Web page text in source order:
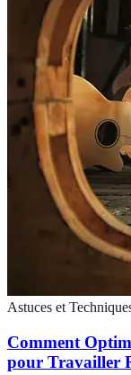
Astuces et
Comment
pour Travailler